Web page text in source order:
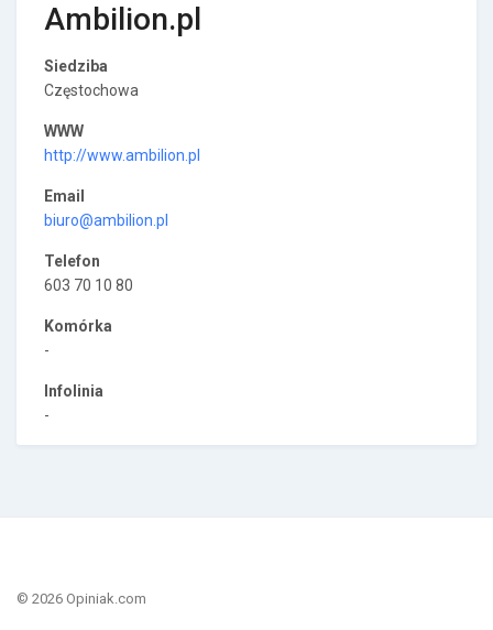
Ambilion.pl
Siedziba
Częstochowa
WWW
http://www.ambilion.pl
Email
biuro@ambilion.pl
Telefon
603 70 10 80
Komórka
-
Infolinia
-
© 2026 Opiniak.com